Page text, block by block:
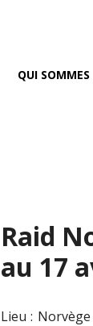
QUI SOMMES
Raid
au 17
Lieu :